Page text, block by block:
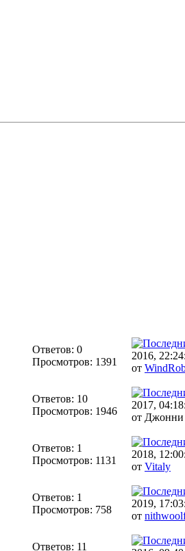
Ответов: 0
Просмотров: 1391
2016,
от
Ответов: 10
Просмотров: 1946
2017,
от Джонни
Ответов: 1
Просмотров: 1131
2018,
от Vitaly
Ответов: 1
Просмотров: 758
2019,
от
Ответов: 11